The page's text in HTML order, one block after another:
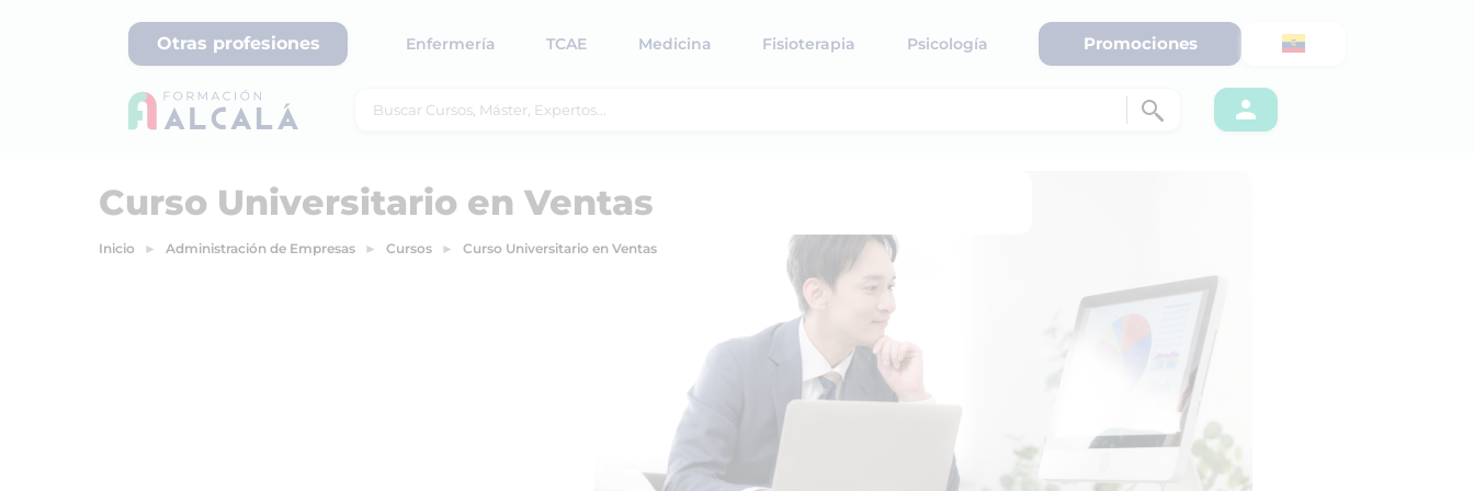
Otras profesiones Enfermería TCAE Medicina Fisioterapia Psicología Promociones
Curso Universitario en Ventas
Inicio Administración de Empresas Cursos Curso Universitario en Ventas